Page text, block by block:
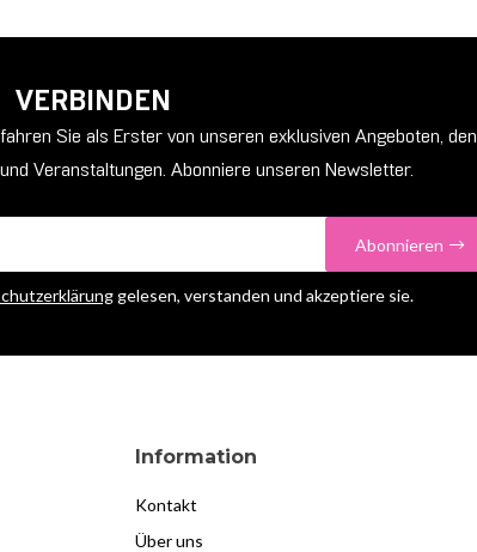
VERBINDEN
Sie als Erster von unseren exklusiven Angeboten, den
Veranstaltungen. Abonniere unseren Newsletter.
Abonnieren
gelesen, verstanden und akzeptiere sie.
Information
Kontakt
Über uns